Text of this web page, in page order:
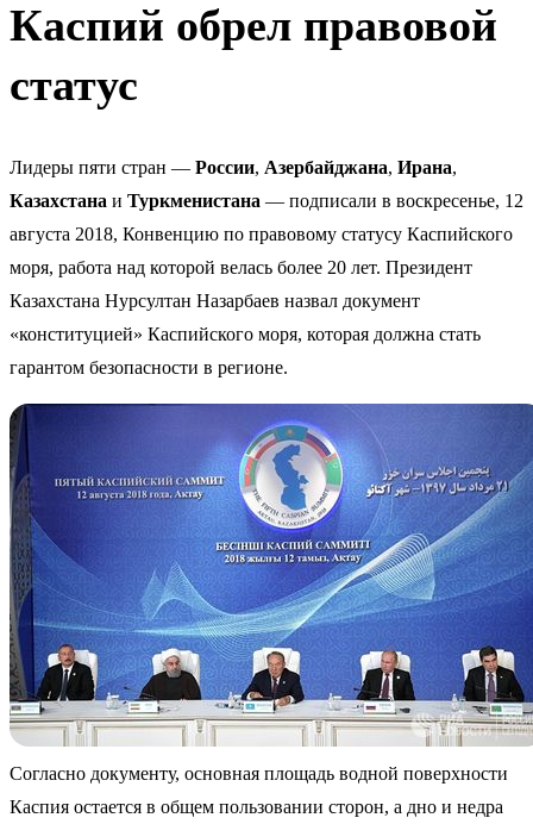
Каспий обрел правовой
статус
Лидеры пяти стран — России, Азербайджана, Ирана,
Казахстана и Туркменистана — подписали в воскресенье, 12
августа 2018, Конвенцию по правовому статусу Каспийского
моря, работа над которой велась более 20 лет. Президент
Казахстана Нурсултан Назарбаев назвал документ
«конституцией» Каспийского моря, которая должна стать
гарантом безопасности в регионе.
Согласно документу, основная площадь водной поверхности
Каспия остается в общем пользовании сторон, а дно и недра